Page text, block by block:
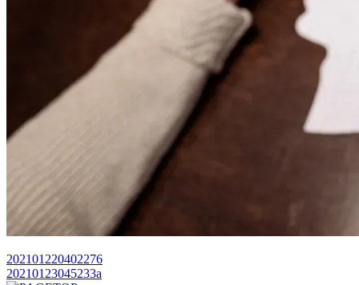
202101220402276
20210123045233a